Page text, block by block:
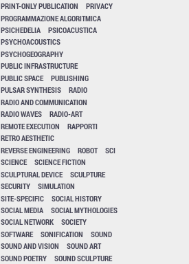
PRINT-ONLY PUBLICATION
PRIVACY
PROGRAMMAZIONE ALGORITMICA
PSICHEDELIA
PSICOACUSTICA
PSYCHOACOUSTICS
PSYCHOGEOGRAPHY
PUBLIC INFRASTRUCTURE
PUBLIC SPACE
PUBLISHING
PULSAR SYNTHESIS
RADIO
RADIO AND COMMUNICATION
RADIO WAVES
RADIO-ART
REMOTE EXECUTION
RAPPORTI
RETRO AESTHETIC
REVERSE ENGINEERING
ROBOT
SCI
SCIENCE
SCIENCE FICTION
SCULPTURAL DEVICE
SCULPTURE
SECURITY
SIMULATION
SITE-SPECIFIC
SOCIAL HISTORY
SOCIAL MEDIA
SOCIAL MYTHOLOGIES
SOCIAL NETWORK
SOCIETY
SOFTWARE
SONIFICATION
SOUND
SOUND AND VISION
SOUND ART
SOUND POETRY
SOUND SCULPTURE